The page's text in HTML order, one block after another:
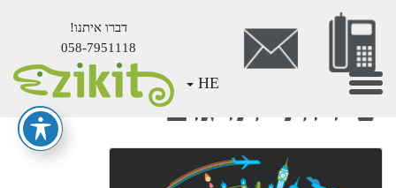
Main
Content
דברו איתנו!
058-7951118
Toggle
navigation
HE
שירותי תרגום